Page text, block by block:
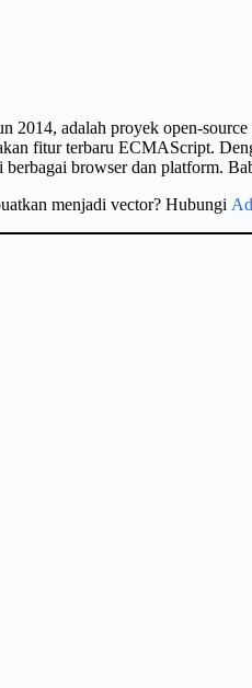
2014, adalah proyek open-
fitur terbaru ECMAScript.
browser dan platform.
menjadi vector? Hubungi